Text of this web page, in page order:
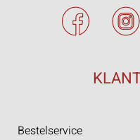
Bestelservice